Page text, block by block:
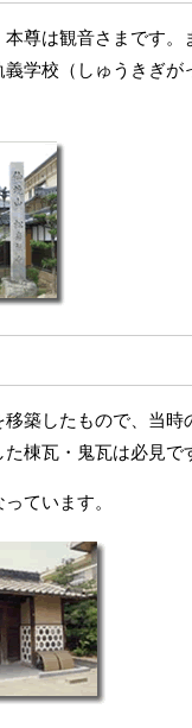
尊は観音さまです。
学校（しゅうきぎが
築したもので、当時
棟瓦・鬼瓦は必見で
ています。